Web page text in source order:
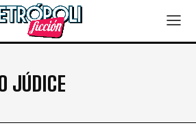
JÚDICE